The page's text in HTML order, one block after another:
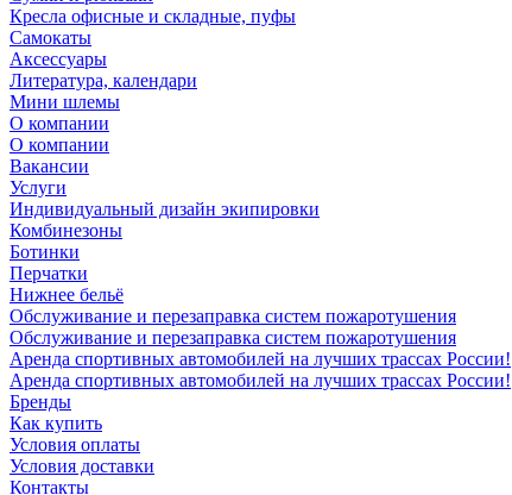
Кресла офисные и складные, пуфы
Самокаты
Аксессуары
Литература, календари
Мини шлемы
О компании
О компании
Вакансии
Услуги
Индивидуальный дизайн экипировки
Комбинезоны
Ботинки
Перчатки
Нижнее бельё
Обслуживание и перезаправка систем пожаротушения
Обслуживание и перезаправка систем пожаротушения
Аренда спортивных автомобилей на лучших трассах России!
Аренда спортивных автомобилей на лучших трассах России!
Бренды
Как купить
Условия оплаты
Условия доставки
Контакты